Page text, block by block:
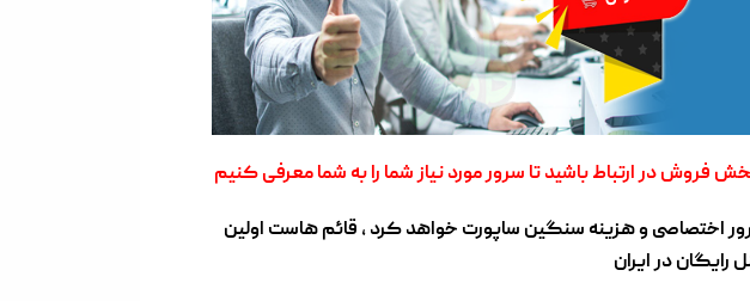
فروش در ارتباط باشید تا سرور مورد نیاز شما را به شما معرفی کنیم
سایت شمارا بدون نیاز به خرید سرور اختصاصی و هزینه سنگین ساپورت خواهد کرد , قائم هاست اولین
رایگان در ایران